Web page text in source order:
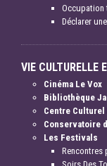
Occupation
Déclarer
VIE CULTURELLE
Cinéma Le Vox
Bibliothèque
Centre Culturel
Conservatoire
Les Festivals
Rencontres